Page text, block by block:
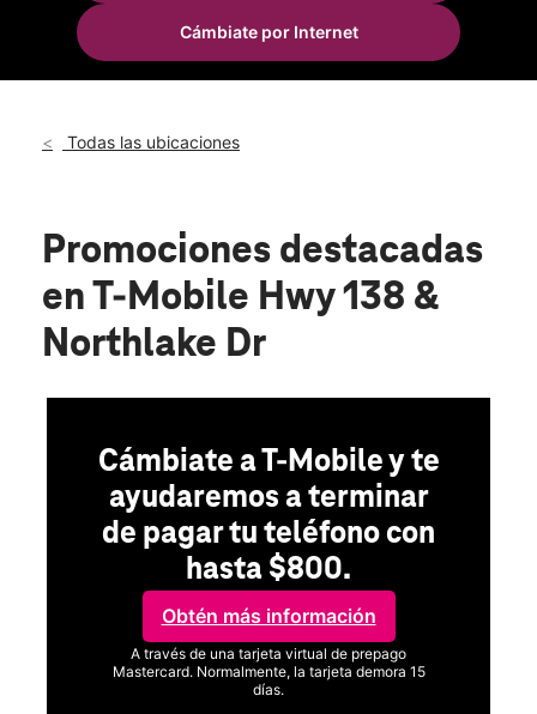
Mié.:
Jue.:
10:00 a.m. a 8:00 p.m.
1550 Highway 138 SE Ste 100 Conyers, GA 30013
Cámbiate por Internet
Todas las ubicaciones
Promociones destacadas
en T-Mobile Hwy 138 &
Northlake Dr
Cámbiate a T-Mobile y te
ayudaremos a terminar
de pagar tu teléfono con
hasta $800.
Obtén más información
A través de una tarjeta virtual de prepago
Mastercard. Normalmente, la tarjeta demora 15
días.